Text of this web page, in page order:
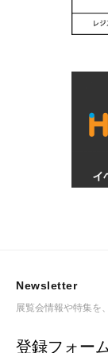
Newsletter
展覧会情報や特集を
登録フォー